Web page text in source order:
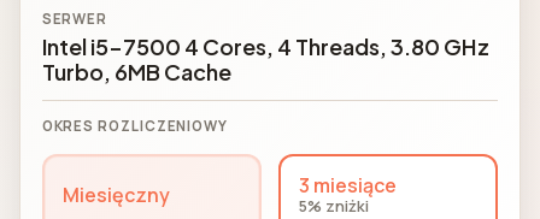
SERWER
Intel i5-7500 4 Cores, 4 Threads, 3.80 GHz
Turbo, 6MB Cache
OKRES ROZLICZENIOWY
Miesięczny 3 miesiące
5% zniżki